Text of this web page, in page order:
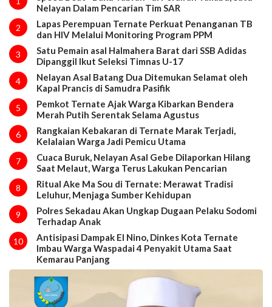
Nelayan Dalam Pencarian Tim SAR
2
Lapas Perempuan Ternate Perkuat Penanganan TB
dan HIV Melalui Monitoring Program PPM
3
Satu Pemain asal Halmahera Barat dari SSB Adidas
Dipanggil Ikut Seleksi Timnas U-17
4
Nelayan Asal Batang Dua Ditemukan Selamat oleh
Kapal Prancis di Samudra Pasifik
5
Pemkot Ternate Ajak Warga Kibarkan Bendera
Merah Putih Serentak Selama Agustus
6
Rangkaian Kebakaran di Ternate Marak Terjadi,
Kelalaian Warga Jadi Pemicu Utama
7
Cuaca Buruk, Nelayan Asal Gebe Dilaporkan Hilang
Saat Melaut, Warga Terus Lakukan Pencarian
8
Ritual Ake Ma Sou di Ternate: Merawat Tradisi
Leluhur, Menjaga Sumber Kehidupan
9
Polres Sekadau Akan Ungkap Dugaan Pelaku Sodomi
Terhadap Anak
10
Antisipasi Dampak El Nino, Dinkes Kota Ternate
Imbau Warga Waspadai 4 Penyakit Utama Saat
Kemarau Panjang